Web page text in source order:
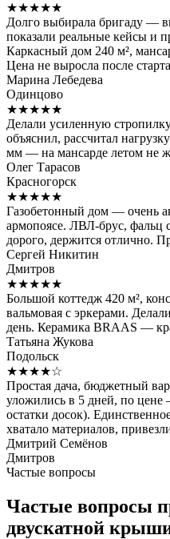
★★★★★
Долго выбирала бригаду —
показали реальные кейсы и
Каркасный дом 240 м²,
Цена не выросла после
Марина Лебедева
Одинцово
★★★★★
Делали усиленную
объяснил, рассчитал
мм — на мансарде летом не
Олег Тарасов
Красногорск
★★★★★
Газобетонный дом — очень
армопоясе. ЛВЛ-брус, фальц
дорого, держится отлично.
Сергей Никитин
Дмитров
★★★★★
Большой коттедж 420 м²,
вальмовая с эркерами.
день. Керамика BRAAS —
Татьяна Жукова
Подольск
★★★★☆
Простая дача, бюджетный
уложились в 5 дней, по
остатки досок).
хватало материалов,
Дмитрий Семёнов
Дмитров
Частые вопросы
Частые вопросы
двускатной